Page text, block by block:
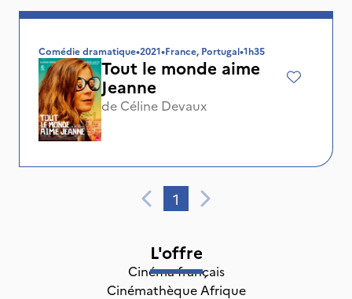
Comédie dramatique•2021•France, Portugal•1h35
Tout le monde aime
Jeanne
de Céline Devaux
1
L'offre
Cinéma français
Cinémathèque Afrique